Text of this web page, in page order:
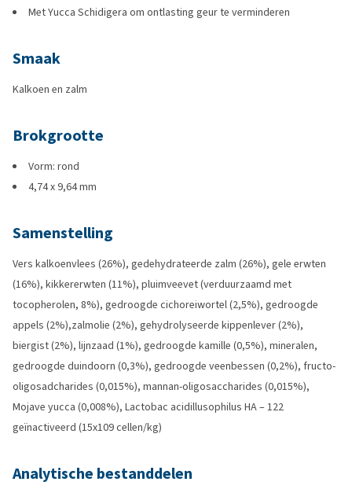
Met Yucca Schidigera om ontlasting geur te verminderen
Smaak
Kalkoen en zalm
Brokgrootte
Vorm: rond
4,74 x 9,64 mm
Samenstelling
Vers kalkoenvlees (26%), gedehydrateerde zalm (26%), gele erwten
(16%), kikkererwten (11%), pluimveevet (verduurzaamd met
tocopherolen, 8%), gedroogde cichoreiwortel (2,5%), gedroogde
appels (2%),zalmolie (2%), gehydrolyseerde kippenlever (2%),
biergist (2%), lijnzaad (1%), gedroogde kamille (0,5%), mineralen,
gedroogde duindoorn (0,3%), gedroogde veenbessen (0,2%), fructo-
oligosadcharides (0,015%), mannan-oligosaccharides (0,015%),
Mojave yucca (0,008%), Lactobac acidillusophilus HA – 122
geïnactiveerd (15x109 cellen/kg)
Analytische bestanddelen